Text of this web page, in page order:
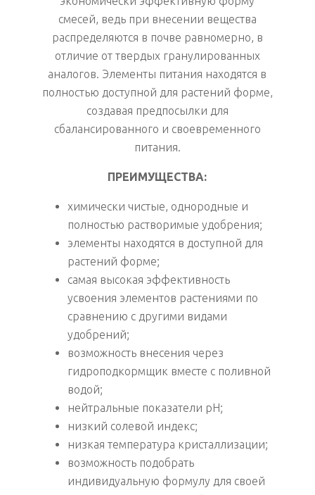
смесей, ведь при внесении вещества
распределяются в почве равномерно, в
отличие от твердых гранулированных
аналогов. Элементы питания находятся в
полностью доступной для растений форме,
создавая предпосылки для
сбалансированного и своевременного
питания.
ПРЕИМУЩЕСТВА:
химически чистые, однородные и
полностью растворимые удобрения;
элементы находятся в доступной для
растений форме;
самая высокая эффективность
усвоения элементов растениями по
сравнению с другими видами
удобрений;
возможность внесения через
гидроподкормщик вместе с поливной
водой;
нейтральные показатели рН;
низкий солевой индекс;
низкая температура кристаллизации;
возможность подобрать
индивидуальную формулу для своей